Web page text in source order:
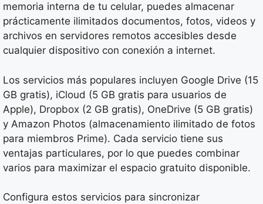
memoria interna de tu celular, puedes almacenar
prácticamente ilimitados documentos, fotos, videos y
archivos en servidores remotos accesibles desde
cualquier dispositivo con conexión a internet.
Los servicios más populares incluyen Google Drive (15
GB gratis), iCloud (5 GB gratis para usuarios de
Apple), Dropbox (2 GB gratis), OneDrive (5 GB gratis)
y Amazon Photos (almacenamiento ilimitado de fotos
para miembros Prime). Cada servicio tiene sus
ventajas particulares, por lo que puedes combinar
varios para maximizar el espacio gratuito disponible.
Configura estos servicios para sincronizar